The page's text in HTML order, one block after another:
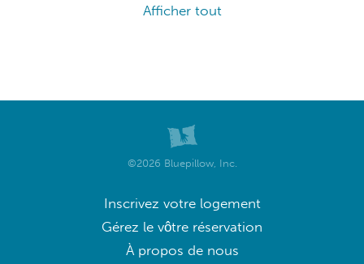
Afficher tout
©2026 Bluepillow, Inc.
Inscrivez votre logement
Gérez le vôtre réservation
À propos de nous